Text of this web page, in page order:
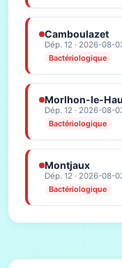
Camboulazet
Dép. 12 · 2026-08-
Bactériologique
Morlhon-le-
Dép. 12 · 2026-08-
Bactériologique
Montjaux
Dép. 12 · 2026-08-
Bactériologique